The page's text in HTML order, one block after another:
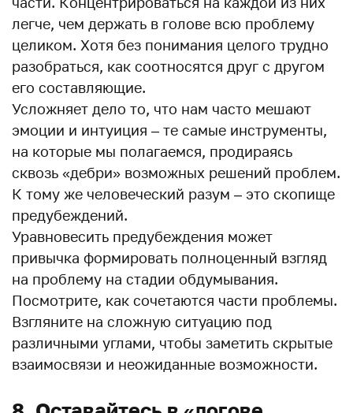
легче, чем держать в голове всю проблему
целиком. Хотя без понимания целого трудно
разобраться, как соотносятся друг с другом
его составляющие.
Усложняет дело то, что нам часто мешают
эмоции и интуиция – те самые инструменты,
на которые мы полагаемся, продираясь
сквозь «дебри» возможных решений проблем.
К тому же человеческий разум – это скопище
предубеждений.
Уравновесить предубеждения может
привычка формировать полноценный взгляд
на проблему на стадии обдумывания.
Посмотрите, как сочетаются части проблемы.
Взгляните на сложную ситуацию под
различными углами, чтобы заметить скрытые
взаимосвязи и неожиданные возможности.